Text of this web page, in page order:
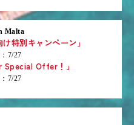
Malta
け特別キャンペーン」
7/27
Special Offer！」
7/27